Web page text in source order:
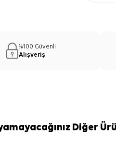
%100 Güvenli
Alışveriş
Diğer